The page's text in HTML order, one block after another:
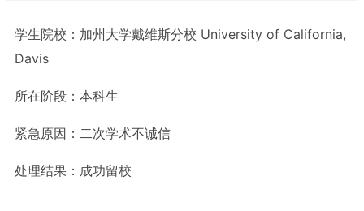
学生院校： 加州大学戴维斯分校 University of California,
Davis
所在阶段： 本科生
紧急原因： 二次学术不诚信
处理结果： 成功留校